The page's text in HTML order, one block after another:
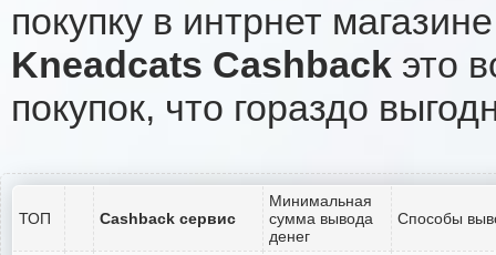
покупку в интрнет
Kneadcats Cashback это
покупок, что гораздо
ТОП Cashback сервис
Минимальная
сумма вывода
денег
Способы